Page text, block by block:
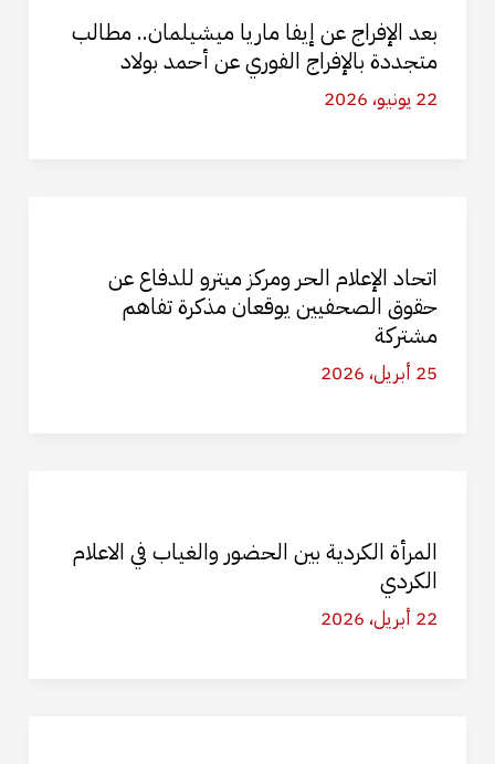
بعد الإفراج عن إيفا ماريا ميشيلمان.. مطالب
متجددة بالإفراج الفوري عن أحمد بولاد
22 يونيو، 2026
اتحاد الإعلام الحر ومركز ميترو للدفاع عن
حقوق الصحفيين يوقعان مذكرة تفاهم
مشتركة
25 أبريل، 2026
المرأة الكردية بين الحضور والغياب في الاعلام
الكردي
22 أبريل، 2026